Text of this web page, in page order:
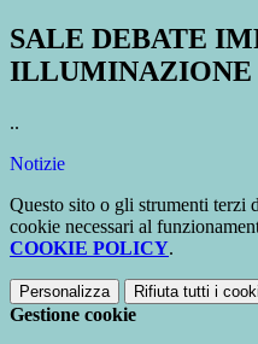
SALE DEBATE
ILLUMINAZIONE
..
Notizie
Questo sito o gli strumenti terzi
cookie necessari al
COOKIE POLICY.
Personalizza Rifiuta tutti i
Gestione cookie